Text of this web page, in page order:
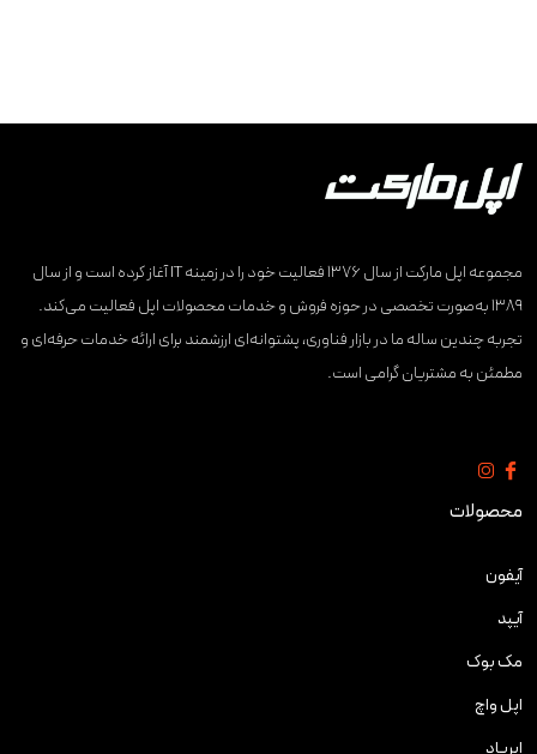
مجموعه اپل مارکت از سال ۱۳۷۶ فعالیت خود را در زمینه IT آغاز کرده است و از سال
۱۳۸۹ به‌صورت تخصصی در حوزه فروش و خدمات محصولات اپل فعالیت می‌کند.
تجربه چندین ساله ما در بازار فناوری، پشتوانه‌ای ارزشمند برای ارائه خدمات حرفه‌ای و
مطمئن به مشتریان گرامی است.
محصولات
آیفون
آیپد
مک بوک
اپل واچ
ایرپاد